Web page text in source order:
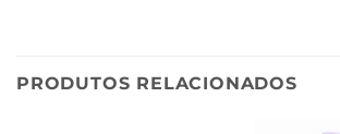
PRODUTOS RELACIONADOS